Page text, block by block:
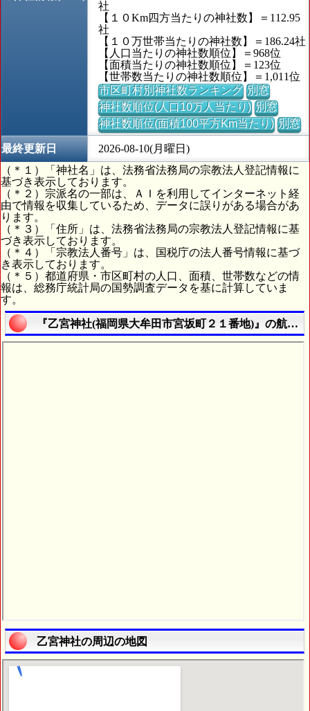
社
【１０Km四方当たりの神社数】＝112.95
社
【１０万世帯当たりの神社数】＝186.24社
【人口当たりの神社数順位】＝968位
【面積当たりの神社数順位】＝123位
【世帯数当たりの神社数順位】＝1,011位
市区町村別神社数ランキング 別窓
神社数順位(人口10万人当たり) 別窓
神社数順位(面積100平方Km当たり) 別窓
最終更新日
2026-08-10(月曜日)
（＊１）「神社名」は、法務省法務局の宗教法人登記情報に
基づき表示しております。
（＊２）宗派名の一部は、ＡＩを利用してインターネット経
由で情報を収集しているため、データに誤りがある場合があ
ります。
（＊３）「住所」は、法務省法務局の宗教法人登記情報に基
づき表示しております。
（＊４）「宗教法人番号」は、国税庁の法人番号情報に基づ
き表示しております。
（＊５）都道府県・市区町村の人口、面積、世帯数などの情
報は、総務庁統計局の国勢調査データを基に計算していま
す。
『乙宮神社(福岡県大牟田市宮坂町２１番地)』の航空
乙宮神社の周辺の地図